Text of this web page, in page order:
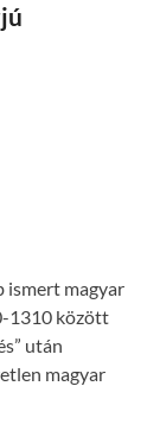
ismert magyar
1310 között
után
magyar